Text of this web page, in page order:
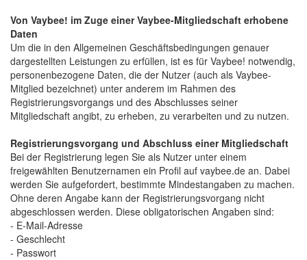
Von Vaybee! im Zuge einer Vaybee-Mitgliedschaft erhobene
Daten
Um die in den Allgemeinen Geschäftsbedingungen genauer
dargestellten Leistungen zu erfüllen, ist es für Vaybee! notwendig,
personenbezogene Daten, die der Nutzer (auch als Vaybee-
Mitglied bezeichnet) unter anderem im Rahmen des
Registrierungsvorgangs und des Abschlusses seiner
Mitgliedschaft angibt, zu erheben, zu verarbeiten und zu nutzen.
Registrierungsvorgang und Abschluss einer Mitgliedschaft
Bei der Registrierung legen Sie als Nutzer unter einem
freigewählten Benutzernamen ein Profil auf vaybee.de an. Dabei
werden Sie aufgefordert, bestimmte Mindestangaben zu machen.
Ohne deren Angabe kann der Registrierungsvorgang nicht
abgeschlossen werden. Diese obligatorischen Angaben sind:
- E-Mail-Adresse
- Geschlecht
- Passwort